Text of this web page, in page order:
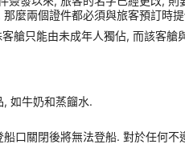
麼兩個證件都必須與旅客預訂時
艙只能由未成年人獨佔, 而該客
如牛奶和蒸餾水.
口關閉後將無法登船. 對於任何